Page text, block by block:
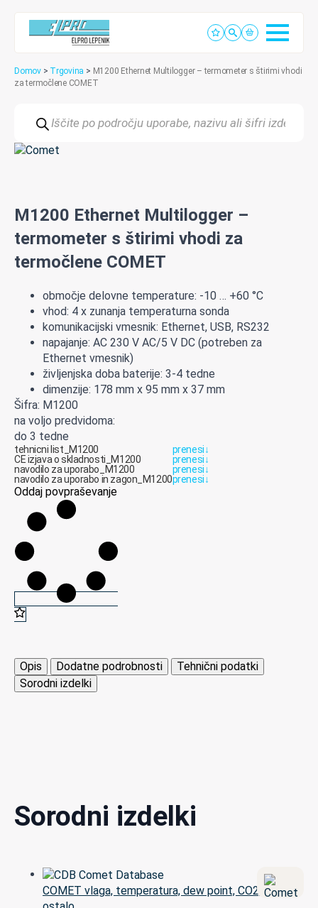
Domov > Trgovina > M1200 Ethernet Multilogger – termometer s štirimi vhodi
za termočlene COMET
search
M1200 Ethernet Multilogger –
termometer s štirimi vhodi za
termočlene COMET
območje delovne temperature: -10 … +60 °C
vhod: 4 x zunanja temperaturna sonda
komunikacijski vmesnik: Ethernet, USB, RS232
napajanje: AC 230 V AC/5 V DC (potreben za
Ethernet vmesnik)
življenjska doba baterije: 3-4 tedne
dimenzije: 178 mm x 95 mm x 37 mm
Šifra: M1200
na voljo predvidoma:
do 3 tedne
tehnicni list_M1200 prenesi↓
CE izjava o skladnosti_M1200
prenesi↓
navodilo za uporabo_M1200
prenesi↓
navodilo za uporabo in zagon_M1200prenesi↓
Oddaj povpraševanje
Opis Dodatne podrobnosti
Tehnični podatki
Sorodni izdelki
Sorodni izdelki
COMET vlaga, temperatura, dew point, CO2, tlak in